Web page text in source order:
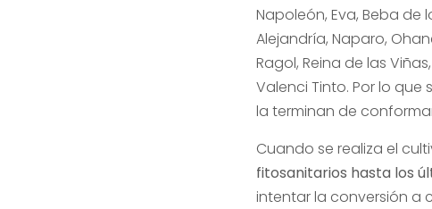
Napoleón, Eva, Beba de
Alejandría, Naparo,
Ragol, Reina de las
Valenci Tinto. Por lo
la terminan de
Cuando se realiza el
fitosanitarios hasta los
intentar la conversión a